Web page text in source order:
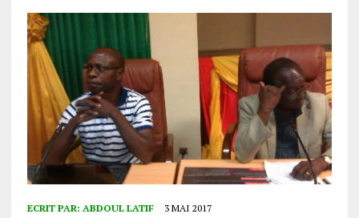
ECRIT PAR: ABDOUL LATIF 3 MAI 2017